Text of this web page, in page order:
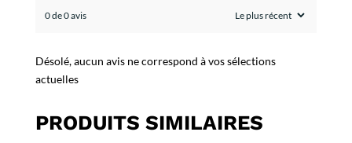
0 de 0 avis
Désolé, aucun avis ne correspond à vos sélections
actuelles
PRODUITS SIMILAIRES